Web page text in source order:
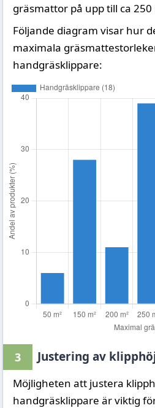
gräsmattor på upp till ca 250
Följande diagram visar hur
maximala
handgräsklippare:
3 Justering av
Möjligheten att justera
handgräsklippare är viktig